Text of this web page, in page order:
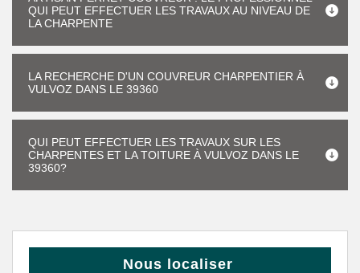
QUI PEUT EFFECTUER LES TRAVAUX AU NIVEAU DE
LA CHARPENTE
LA RECHERCHE D'UN COUVREUR CHARPENTIER À
VULVOZ DANS LE 39360
QUI PEUT EFFECTUER LES TRAVAUX SUR LES
CHARPENTES ET LA TOITURE À VULVOZ DANS LE
39360?
Nous localiser